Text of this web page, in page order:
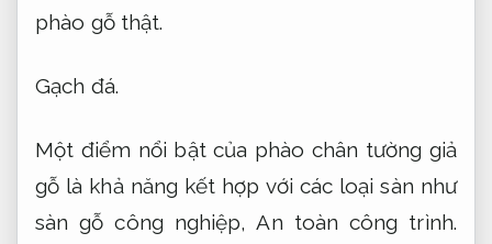
phào gỗ thật.
Gạch đá.
Một điểm nổi bật của phào chân tường giả
gỗ là khả năng kết hợp với các loại sàn như
sàn gỗ công nghiệp,An toàn công trình.